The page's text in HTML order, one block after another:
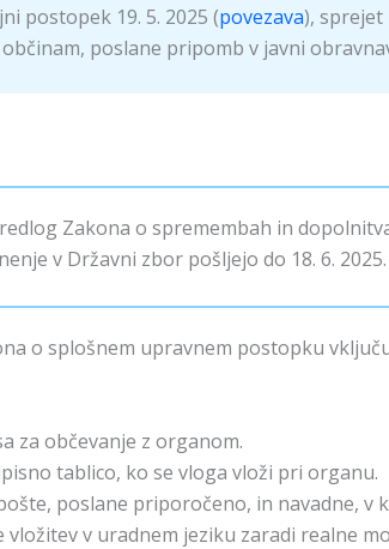
postopek 19. 5. 2025 (povezava), sprejet
poslane pripomb v javni
Zakona o spremembah in
v Državni zbor pošljejo do 18. 6. 2025.
o splošnem upravnem postopku
za občevanje z organom.
tablico, ko se vloga vloži pri organu.
poslane priporočeno, in navadne,
vložitev v uradnem jeziku zaradi realne